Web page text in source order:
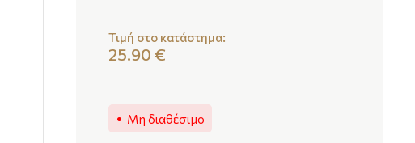
Τιμή στο κατάστημα:
25.90 €
Μη διαθέσιμο